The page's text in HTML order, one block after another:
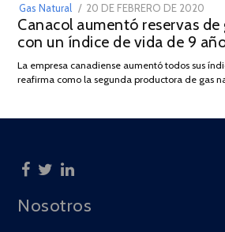
Gas Natural
POSTED
ON
20 DE FEBRERO DE 2020
DE
Canacol aumentó reservas de
con un índice de vida de 9
La empresa canadiense aumentó todos sus
reafirma como la segunda productora de gas
Nosotros